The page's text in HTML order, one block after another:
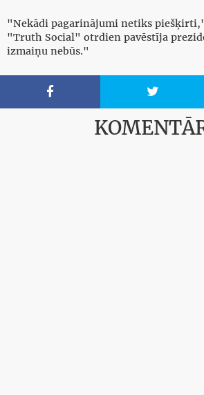
"Nekādi pagarinājumi netiks
"Truth Social" otrdien pavēstīja
izmaiņu nebūs."
 